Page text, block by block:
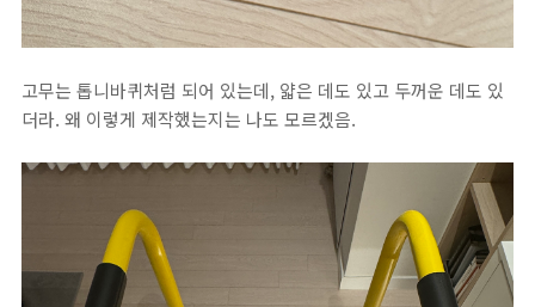
고무는 톱니바퀴처럼 되어 있는데, 얇은 데도 있고 두꺼운 데도 있
더라. 왜 이렇게 제작했는지는 나도 모르겠음.